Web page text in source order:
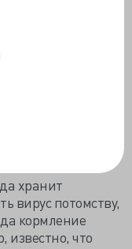
и течение
на
гормонов и
сугубо
процессом
Главное
хранит
вирус потомству,
кормление
что